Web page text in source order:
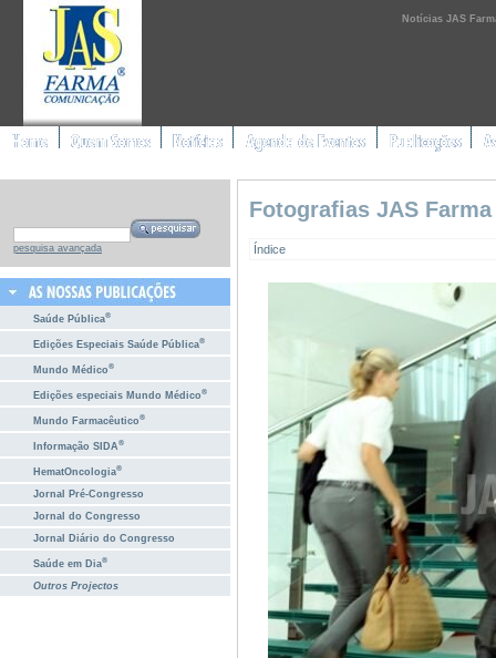
Notícias JAS
pesquisa avançada
Saúde Pública®
Edições Especiais Saúde Pública®
Mundo Médico®
Edições especiais Mundo Médico®
Mundo Farmacêutico®
Informação SIDA®
HematOncologia®
Jornal Pré-Congresso
Jornal do Congresso
Jornal Diário do Congresso
Saúde em Dia®
Outros Projectos
Fotografias JAS
Índice